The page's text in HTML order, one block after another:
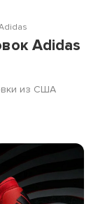
Adidas
из США